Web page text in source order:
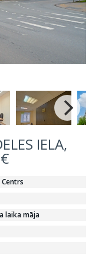
IELA,
laika māja